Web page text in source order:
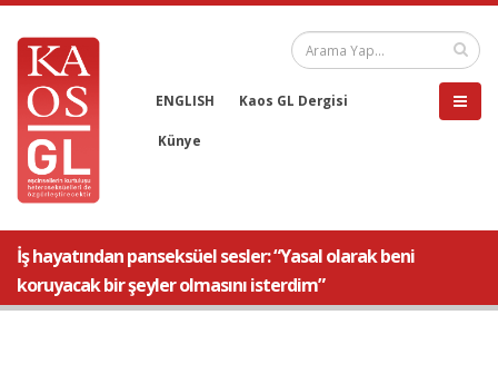
ENGLISH Kaos GL Dergisi
Künye
İş hayatından panseksüel sesler: “Yasal olarak beni
koruyacak bir şeyler olmasını isterdim”